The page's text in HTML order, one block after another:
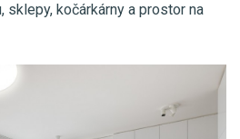
sklepy, kočárkárny a prostor na